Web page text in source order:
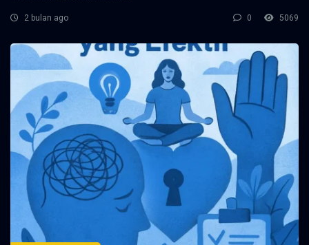
2 bulan ago 0 5069